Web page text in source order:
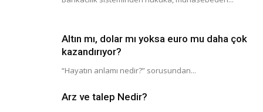
Altın mı, dolar mı yoksa euro mu daha çok
kazandırıyor?
“Hayatın anlamı nedir?” sorusundan...
Arz ve talep Nedir?